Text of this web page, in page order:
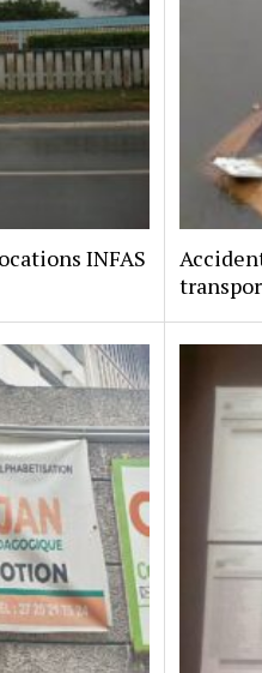
INFAS